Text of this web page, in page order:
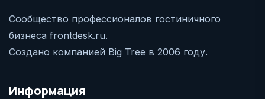
Сообщество профессионалов гостиничного
бизнеса frontdesk.ru.
Создано компанией Big Tree в 2006 году.
Информация